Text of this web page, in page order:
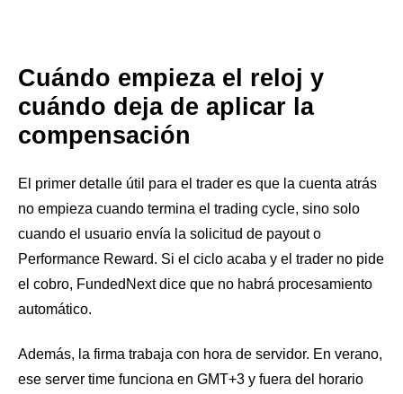
Cuándo empieza el reloj y
cuándo deja de aplicar la
compensación
El primer detalle útil para el trader es que la cuenta atrás
no empieza cuando termina el trading cycle, sino solo
cuando el usuario envía la solicitud de payout o
Performance Reward. Si el ciclo acaba y el trader no pide
el cobro, FundedNext dice que no habrá procesamiento
automático.
Además, la firma trabaja con hora de servidor. En verano,
ese server time funciona en GMT+3 y fuera del horario